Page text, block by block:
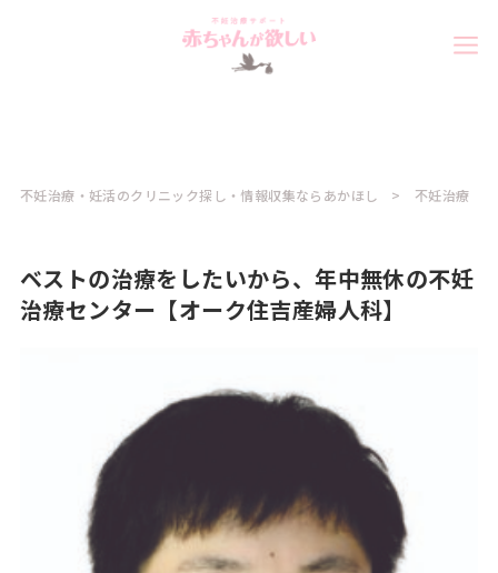
不妊治療・妊活のクリニック探し・情報収集ならあかほし 不妊治療
ベストの治療をしたいから、年中無休の不妊
治療センター【オーク住吉産婦人科】